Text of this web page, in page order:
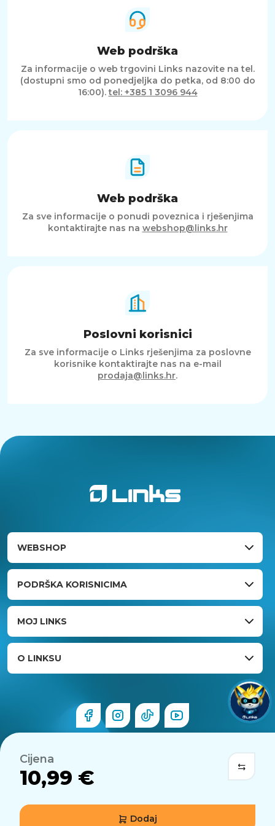
Cijena
10,99 €
Dodaj
Web podrška
Za informacije o web trgovini Links nazovite na tel.
(dostupni smo od ponedjeljka do petka, od 8:00 do
16:00).tel: +385 1 3096 944
Web podrška
Za sve informacije o ponudi poveznica i rješenjima
kontaktirajte nas na webshop@links.hr
Poslovni korisnici
Za sve informacije o Links rješenjima za poslovne
korisnike kontaktirajte nas na e-mail
prodaja@links.hr.
WEBSHOP
PODRŠKA KORISNICIMA
MOJ LINKS
O LINKSU